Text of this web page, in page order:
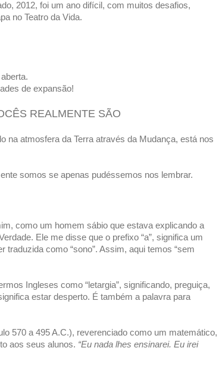
2012, foi um ano difícil, com muitos desafios,
no Teatro da Vida.
de expansão!
REALMENTE SÃO
na atmosfera da Terra através da Mudança, está nos
somos se apenas pudéssemos nos lembrar.
como um homem sábio que estava explicando a
Ele me disse que o prefixo “a”, significa um
traduzida como “sono”. Assim, aqui temos “sem
Ingleses como “letargia”, significando, preguiça,
estar desperto. É também a palavra para
570 a 495 A.C.), reverenciado como um matemático,
aos seus alunos. “Eu nada lhes ensinarei. Eu irei